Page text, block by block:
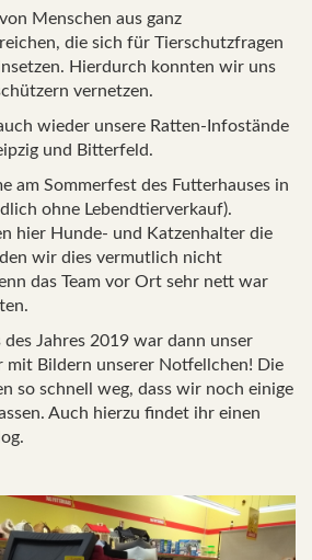
Menschen aus ganz
die sich für Tierschutzfragen
Hierdurch konnten wir uns
vernetzen.
wieder unsere Ratten-Infostände
und Bitterfeld.
am Sommerfest des Futterhauses in
ohne Lebendtierverkauf).
hier Hunde- und Katzenhalter die
wir dies vermutlich nicht
das Team vor Ort sehr nett war
des Jahres 2019 war dann unser
mit Bildern unserer Notfellchen! Die
so schnell weg, dass wir noch einige
Auch hierzu findet ihr einen